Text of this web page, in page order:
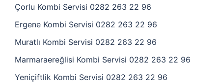
Çorlu Kombi Servisi 0282 263 22 96
Ergene Kombi Servisi 0282 263 22 96
Muratlı Kombi Servisi 0282 263 22 96
Marmaraereğlisi Kombi Servisi 0282 263 22 96
Yeniçiftlik Kombi Servisi 0282 263 22 96